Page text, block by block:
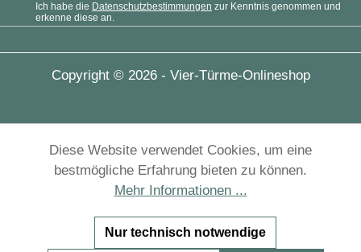
Ich habe die Datenschutzbestimmungen zur Kenntnis genommen und
erkenne diese an.
Copyright © 2026 - Vier-Türme-Onlineshop
Diese Website verwendet Cookies, um eine
bestmögliche Erfahrung bieten zu können.
Mehr Informationen ...
Nur technisch notwendige